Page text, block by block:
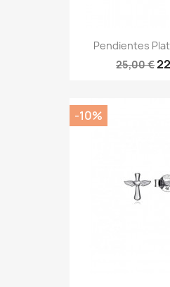
Pendientes
25,00 €
-10%